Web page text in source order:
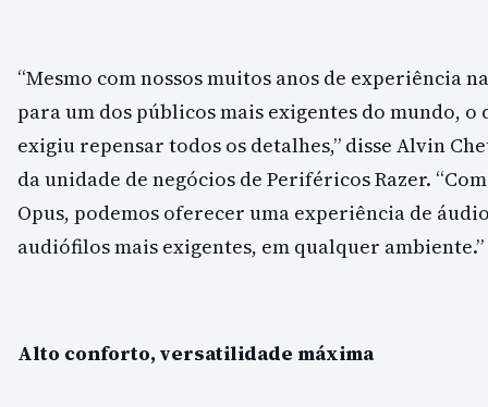
“Mesmo com nossos muitos anos de experiência
para um dos públicos mais exigentes do mundo, o
exigiu repensar todos os detalhes,” disse Alvin
da unidade de negócios de Periféricos Razer.
Opus, podemos oferecer uma experiência de
audiófilos mais exigentes, em qualquer ambiente.”
Alto conforto, versatilidade máxima